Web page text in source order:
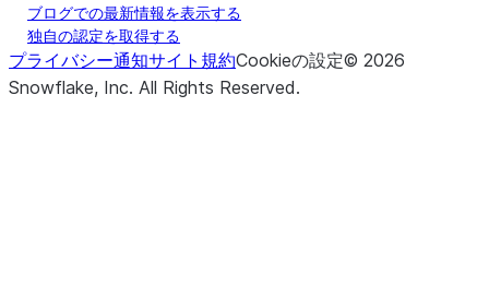
ブログでの最新情報を表示する
独自の認定を取得する
プライバシー通知サイト規約Cookieの設定© 2026
Snowflake, Inc. All Rights Reserved.